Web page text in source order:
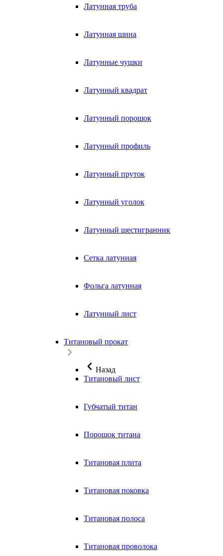
Латунная труба
Латунная шина
Латунные чушки
Латунный квадрат
Латунный порошок
Латунный профиль
Латунный пруток
Латунный уголок
Латунный шестигранник
Сетка латунная
Фольга латунная
Латунный лист
Титановый прокат
Назад
Титановый лист
Губчатый титан
Порошок титана
Титановая плита
Титановая поковка
Титановая полоса
Титановая проволока